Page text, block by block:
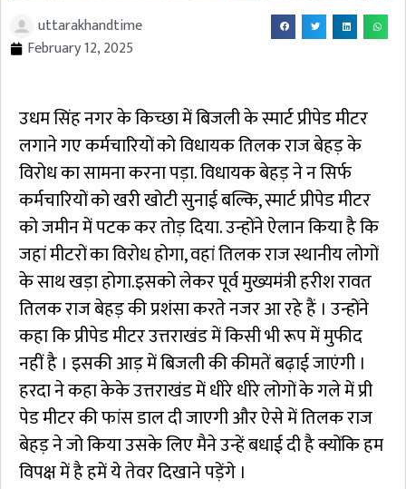
uttarakhandtime
February 12, 2025
उधम सिंह नगर के किच्छा में बिजली के स्मार्ट प्रीपेड मीटर
लगाने गए कर्मचारियों को विधायक तिलक राज बेहड़ के
विरोध का सामना करना पड़ा. विधायक बेहड़ ने न सिर्फ
कर्मचारियों को खरी खोटी सुनाई बल्कि, स्मार्ट प्रीपेड मीटर
को जमीन में पटक कर तोड़ दिया. उन्होंने ऐलान किया है कि
जहां मीटरों का विरोध होगा, वहां तिलक राज स्थानीय लोगों
के साथ खड़ा होगा.इसको लेकर पूर्व मुख्यमंत्री हरीश रावत
तिलक राज बेहड़ की प्रशंसा करते नजर आ रहे हैं । उन्होंने
कहा कि प्रीपेड मीटर उत्तराखंड में किसी भी रूप में मुफीद
नहीं है । इसकी आड़ में बिजली की कीमतें बढ़ाई जाएंगी ।
हरदा ने कहा केके उत्तराखंड में धीरे धीरे लोगों के गले में प्री
पेड मीटर की फांस डाल दी जाएगी और ऐसे में तिलक राज
बेहड़ ने जो किया उसके लिए मैने उन्हें बधाई दी है क्योंकि हम
विपक्ष में है हमें ये तेवर दिखाने पड़ेंगे ।